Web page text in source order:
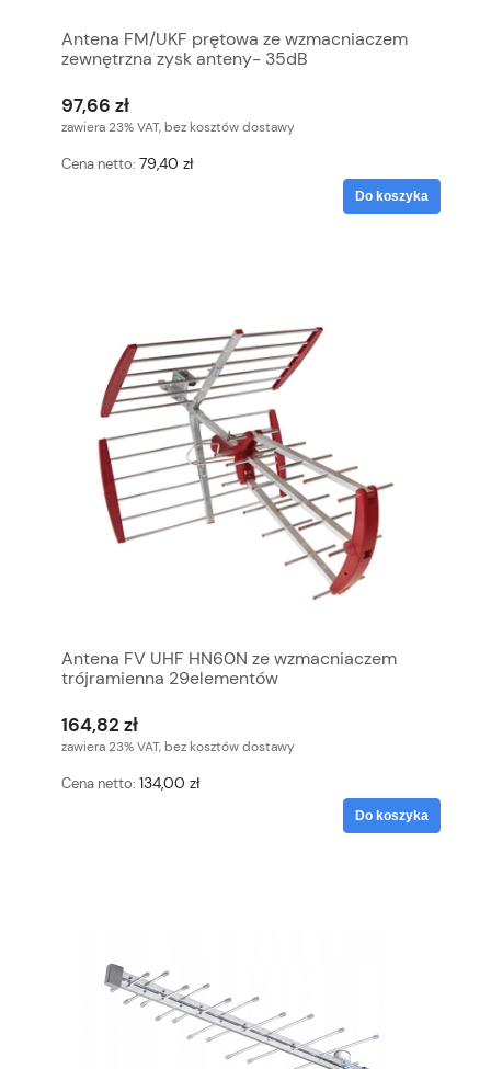
Antena FM/UKF prętowa ze wzmacniaczem
zewnętrzna zysk anteny- 35dB
97,66 zł
zawiera 23% VAT, bez kosztów dostawy
Cena netto: 79,40 zł
Do koszyka
Antena FV UHF HN60N ze wzmacniaczem
trójramienna 29elementów
164,82 zł
zawiera 23% VAT, bez kosztów dostawy
Cena netto: 134,00 zł
Do koszyka